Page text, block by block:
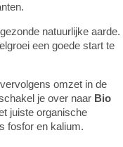
natuurlijke aarde.
een goede start te
omzet in de
je over naar Bio
juiste organische
fosfor en kalium.